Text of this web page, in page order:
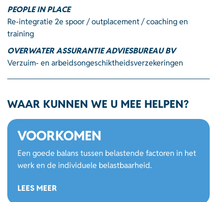
PEOPLE IN PLACE
Re-integratie 2e spoor / outplacement / coaching en
training
OVERWATER ASSURANTIE ADVIESBUREAU BV
Verzuim- en arbeidsongeschiktheidsverzekeringen
WAAR KUNNEN WE U MEE HELPEN?
VOORKOMEN
Een goede balans tussen belastende factoren in het
werk en de individuele belastbaarheid.
LEES MEER